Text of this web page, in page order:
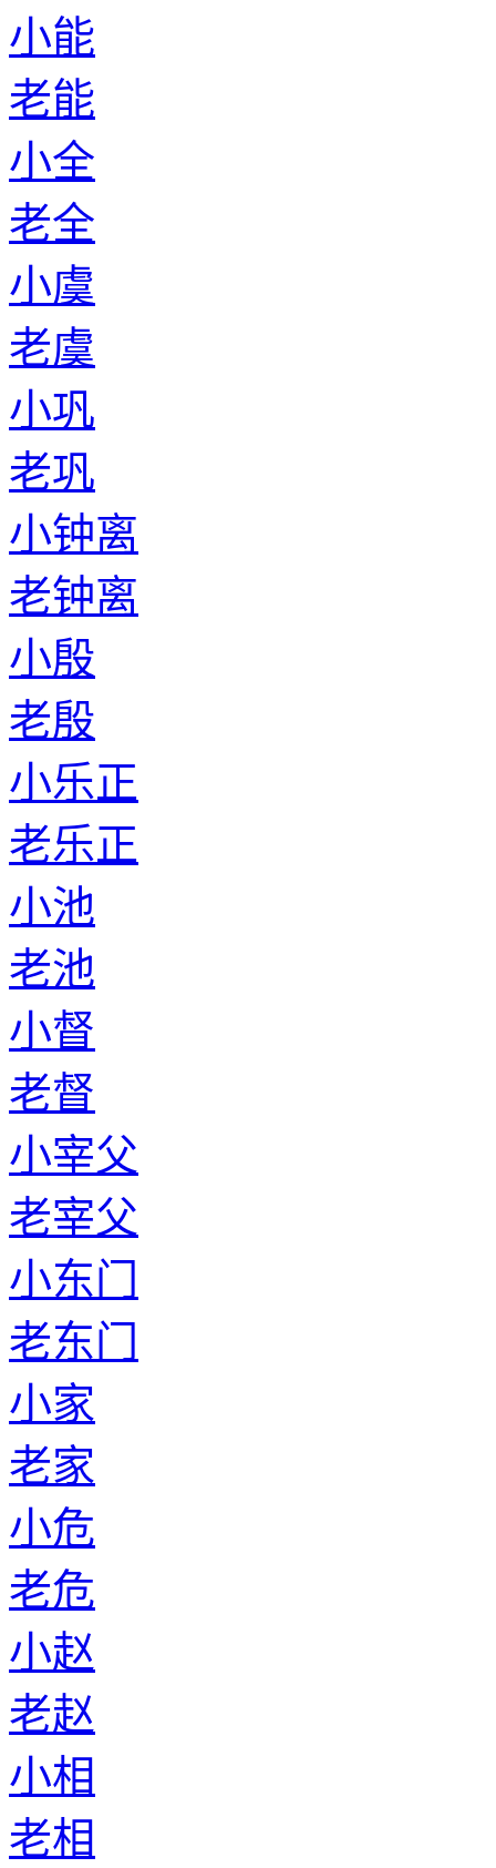
小能
老能
小全
老全
小虞
老虞
小巩
老巩
小钟离
老钟离
小殷
老殷
小乐正
老乐正
小池
老池
小督
老督
小宰父
老宰父
小东门
老东门
小家
老家
小危
老危
小赵
老赵
小相
老相